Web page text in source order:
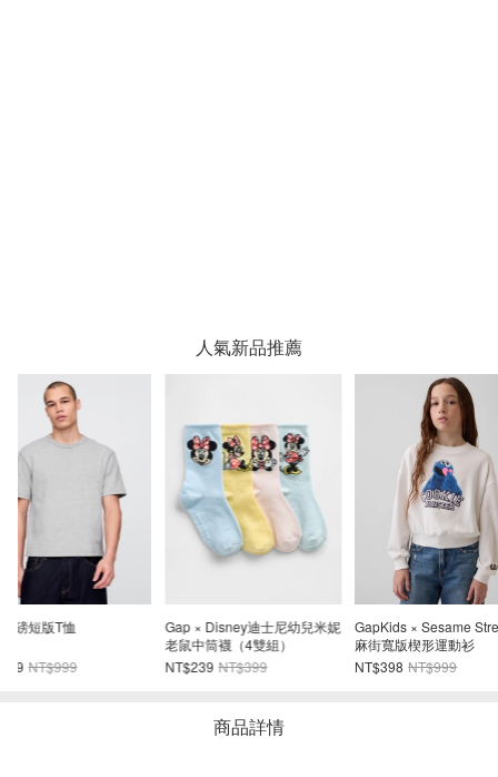
人氣新品推薦
GapKids × Sesame Street芝
NT$398 NT$999
中腰UltraSoft寬大細腰帶牛仔
褲
NT$1,098
法式毛圈布經典
NT$698
商品詳情